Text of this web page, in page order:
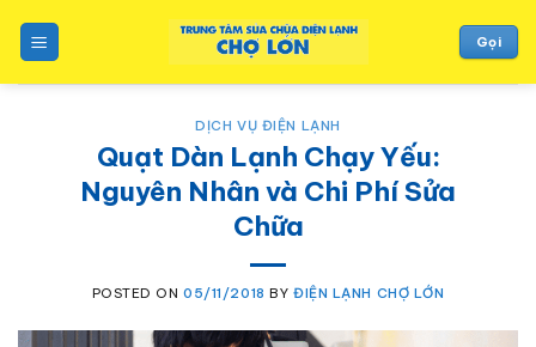
content
Gọi
DỊCH VỤ ĐIỆN LẠNH
Quạt Dàn Lạnh Chạy Yếu:
Nguyên Nhân và Chi Phí Sửa
Chữa
POSTED ON05/11/2018 BY ĐIỆN LẠNH CHỢ LỚN